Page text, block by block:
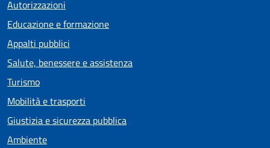
Autorizzazioni
Educazione e formazione
Appalti pubblici
Salute, benessere e assistenza
Turismo
Mobilità e trasporti
Giustizia e sicurezza pubblica
Ambiente